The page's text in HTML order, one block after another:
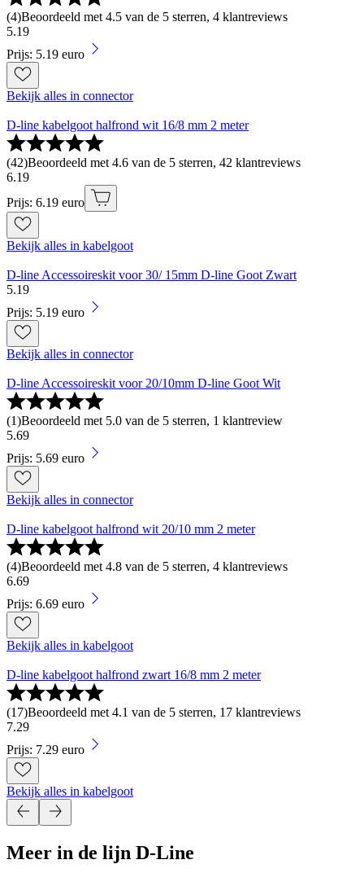
(4)Beoordeeld met 4.5 van de 5 sterren, 4 klantreviews
5.19
Prijs: 5.19 euro
Bekijk alles in connector
D-line kabelgoot halfrond wit 16/8 mm 2 meter
(42)Beoordeeld met 4.6 van de 5 sterren, 42 klantreviews
6.19
Prijs: 6.19 euro
Bekijk alles in kabelgoot
D-line Accessoireskit voor 30/ 15mm D-line Goot Zwart
5.19
Prijs: 5.19 euro
Bekijk alles in connector
D-line Accessoireskit voor 20/10mm D-line Goot Wit
(1)Beoordeeld met 5.0 van de 5 sterren, 1 klantreview
5.69
Prijs: 5.69 euro
Bekijk alles in connector
D-line kabelgoot halfrond wit 20/10 mm 2 meter
(4)Beoordeeld met 4.8 van de 5 sterren, 4 klantreviews
6.69
Prijs: 6.69 euro
Bekijk alles in kabelgoot
D-line kabelgoot halfrond zwart 16/8 mm 2 meter
(17)Beoordeeld met 4.1 van de 5 sterren, 17 klantreviews
7.29
Prijs: 7.29 euro
Bekijk alles in kabelgoot
Meer in de lijn D-Line